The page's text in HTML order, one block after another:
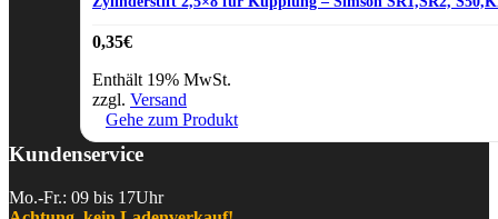
0,35€
Enthält 19% MwSt.
zzgl. Versand
Gehe zum Produkt
Kundenservice
Mo.-Fr.: 09 bis 17Uhr